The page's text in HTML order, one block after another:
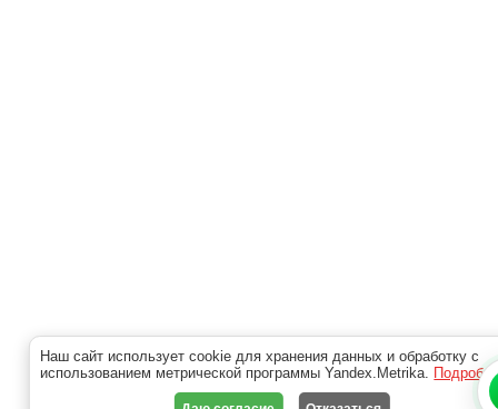
Наш сайт использует cookie для хранения данных и обработку с
использованием метрической программы Yandex.Metrika.